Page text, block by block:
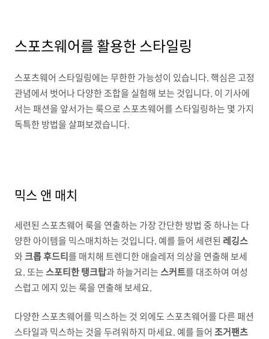
스포츠웨어를 활용한 스타일링
스포츠웨어 스타일링에는 무한한 가능성이 있습니다. 핵심은 고정
관념에서 벗어나 다양한 조합을 실험해 보는 것입니다. 이 기사에
서는 패션을 앞서가는 룩으로 스포츠웨어를 스타일링하는 몇 가지
독특한 방법을 살펴보겠습니다.
믹스 앤 매치
세련된 스포츠웨어 룩을 연출하는 가장 간단한 방법 중 하나는 다
양한 아이템을 믹스매치하는 것입니다. 예를 들어 세련된 레깅스
와크롭 후드티를 매치해 트렌디한 애슬레저 의상을 연출해 보세
요. 또는스포티한 탱크탑과 하늘거리는스커트를 대조하여 여성
스럽고 에지 있는 룩을 연출해 보세요.
다양한 스포츠웨어를 믹스하는 것 외에도 스포츠웨어를 다른 패션
스타일과 믹스하는 것을 두려워하지 마세요. 예를 들어 조거팬츠